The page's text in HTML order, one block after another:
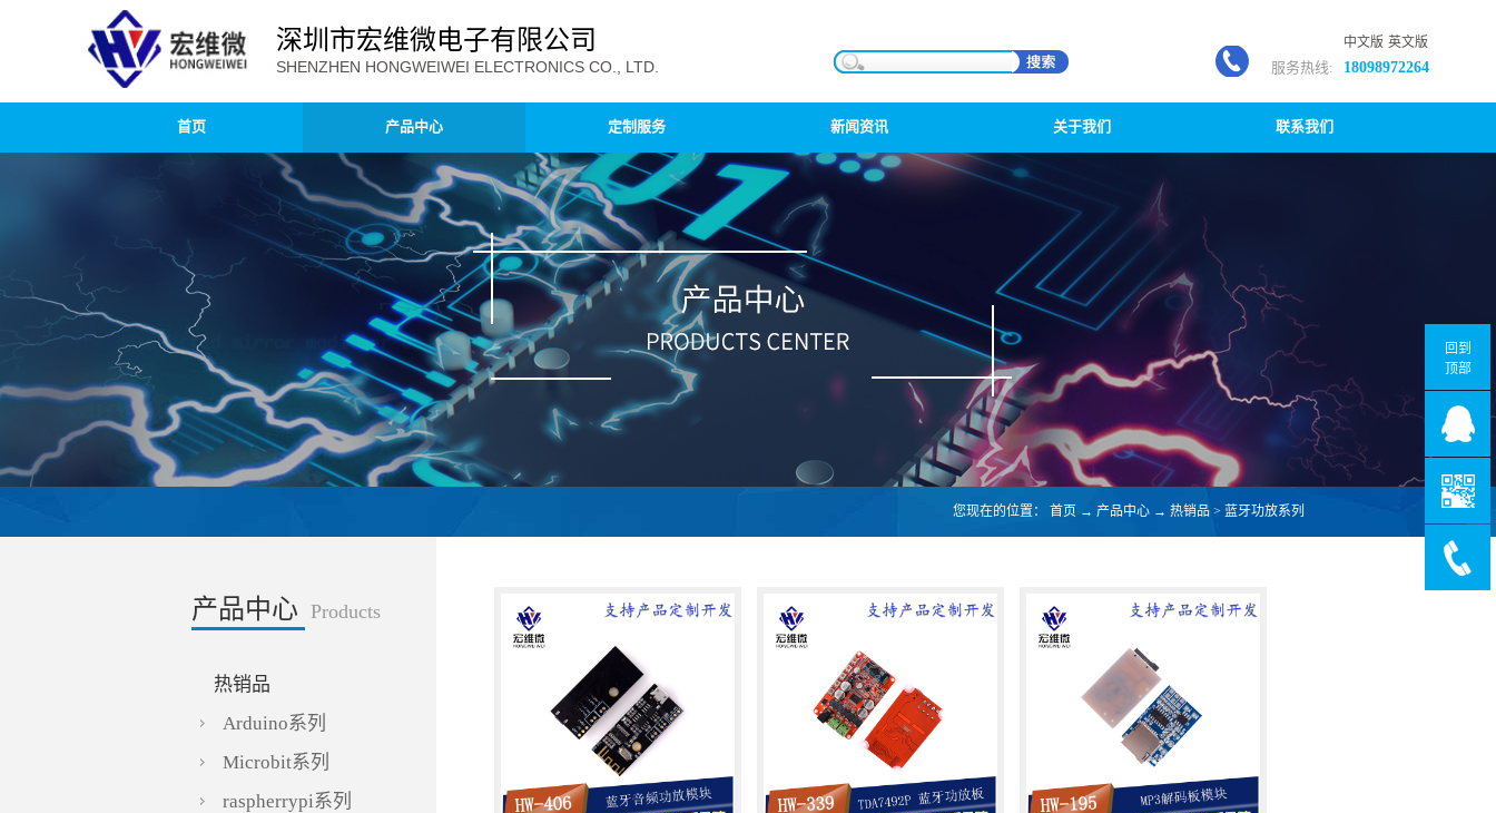
深圳市宏维微电子有限公司
SHENZHEN HONGWEIWEI ELECTRONICS CO., LTD. 服务热线: 18098972264
中文版 英文版
首页 产品中心 定制服务 新闻资讯 关于我们 联系我们
产品中心 Products
热销品
Arduino系列
Microbit系列
raspherrypi系列
您现在的位置： 首页 → 产品中心 → 热销品 > 蓝牙功放系列
回到
顶部